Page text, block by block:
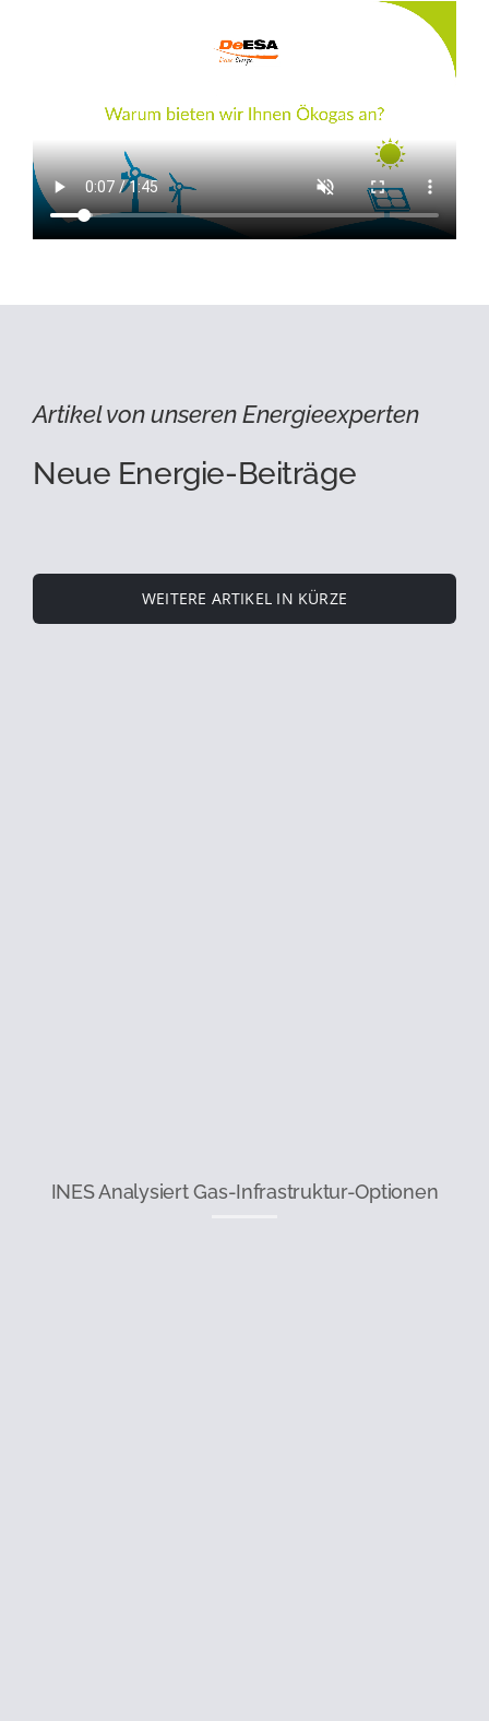
Artikel von unseren Energieexperten
Neue Energie-Beiträge
WEITERE ARTIKEL IN KÜRZE
INES Analysiert Gas-Infrastruktur-Optionen